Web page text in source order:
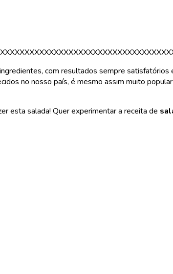
com resultados sempre
no nosso país, é mesmo assim muito
esta salada! Quer experimentar a receita de